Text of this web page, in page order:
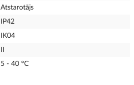
Atstarotājs
IP42
IK04
5 - 40 °C